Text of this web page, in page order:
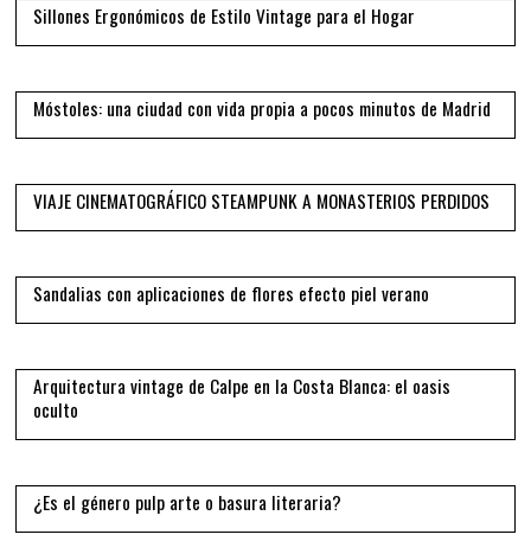
Sillones Ergonómicos de Estilo Vintage para el Hogar
09
Móstoles: una ciudad con vida propia a pocos minutos de Madrid
10
VIAJE CINEMATOGRÁFICO STEAMPUNK A MONASTERIOS PERDIDOS
11
Sandalias con aplicaciones de flores efecto piel verano
12
Arquitectura vintage de Calpe en la Costa Blanca: el oasis
oculto
13
¿Es el género pulp arte o basura literaria?
14